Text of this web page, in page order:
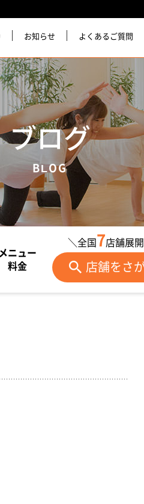
お知らせ よくあるご質問
ブログ
BLOG
メニュー
料金
＼全国 7店舗展
店舗をさ